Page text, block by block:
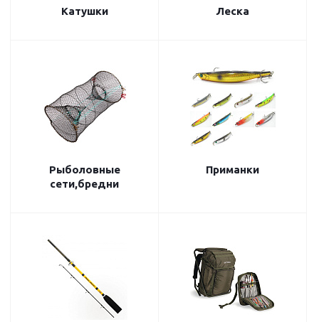
Катушки Леска
Рыболовные
сети,бредни
Приманки